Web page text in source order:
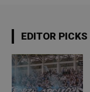
EDITOR PICKS